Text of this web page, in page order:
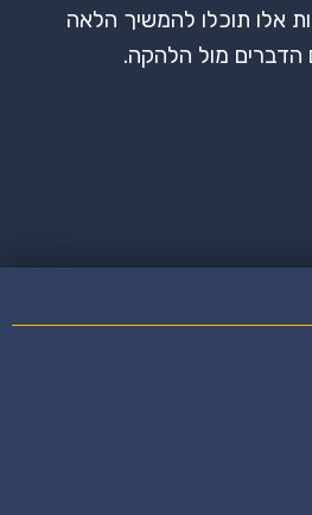
אלו תוכלו להמשיך הלאה
הדברים מול הלהקה.